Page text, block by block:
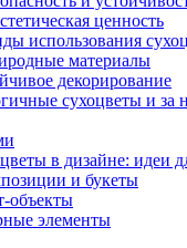
ценность
использования
материалы
декорирование
сухоцветы и за
в дизайне: идеи
и букеты
объекты
элементы